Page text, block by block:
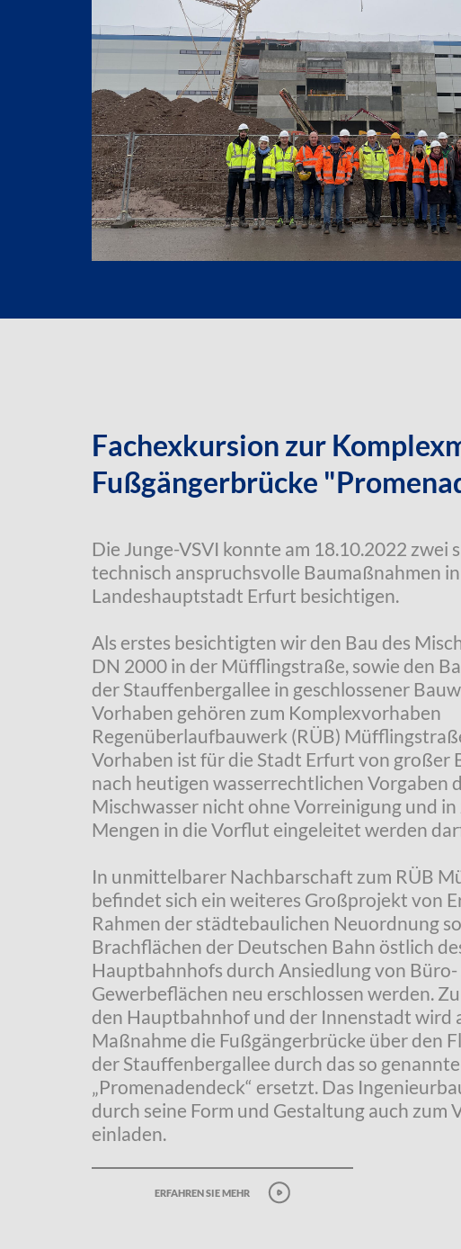
Fachexkursion zur
Fußgängerbrücke
Die Junge-VSVI konnte am 18.10.2022 zwei
technisch anspruchsvolle Baumaßnahmen
Landeshauptstadt Erfurt besichtigen.
Als erstes besichtigten wir den Bau des
DN 2000 in der Müfflingstraße, sowie den
der Stauffenbergallee in geschlossener
Vorhaben gehören zum Komplexvorhaben
Regenüberlaufbauwerk (RÜB)
Vorhaben ist für die Stadt Erfurt von großer
nach heutigen wasserrechtlichen Vorgaben
Mischwasser nicht ohne Vorreinigung und
Mengen in die Vorflut eingeleitet werden
In unmittelbarer Nachbarschaft zum RÜB
befindet sich ein weiteres Großprojekt von
Rahmen der städtebaulichen Neuordnung
Brachflächen der Deutschen Bahn östlich
Hauptbahnhofs durch Ansiedlung von Büro-
Gewerbeflächen neu erschlossen werden.
den Hauptbahnhof und der Innenstadt wird
Maßnahme die Fußgängerbrücke über den
der Stauffenbergallee durch das so genannte
„Promenadendeck“ ersetzt. Das
durch seine Form und Gestaltung auch zum
einladen.
erfahren sie mehr